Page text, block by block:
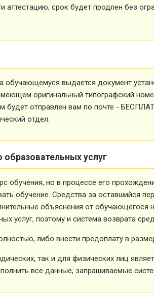
аттестацию, срок будет продлен без
обучающемуся выдается документ
оригинальный типографский
будет отправлен вам по почте -
отдел.
услуг
обучения, но в процессе его
обучение. Средства за оставшийся
объяснения от обучающегося
услуг, поэтому и система возврата
либо внести предоплату в
так и для физических лиц
все данные, запрашиваемые